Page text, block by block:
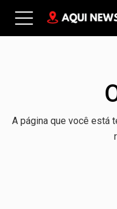
A página que você está